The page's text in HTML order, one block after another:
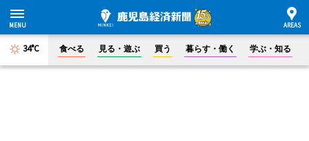
34°C 食べる 見る・遊ぶ 買う 暮らす・働く 学ぶ・知る